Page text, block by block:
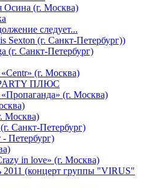
Осина (г. Москва)
следует...
Sexton (г. Санкт-Петербург))
Санкт-Петербург)
(г. Москва)
ПЛЮС
(г. Москва)
Москва)
Санкт-Петербург)
Петербург)
in love» (г. Москва)
2011 (концерт группы "VIRUS"